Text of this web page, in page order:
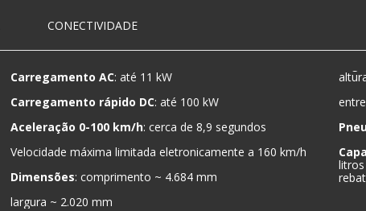
CONECTIVIDADE
Carregamento AC : até 11 kW
Carregamento rápido DC : até 100 kW
Aceleração 0-100 km/h : cerca de 8,9 segundos
Velocidade máxima limitada eletronicamente a 160 km/h
Dimensões : comprimento ~ 4.684 mm
largura ~ 2.020 mm